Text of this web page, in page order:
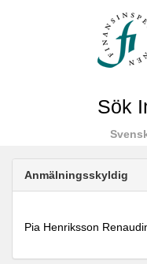
Sök
Anmälningsskyldig
Pia Henriksson